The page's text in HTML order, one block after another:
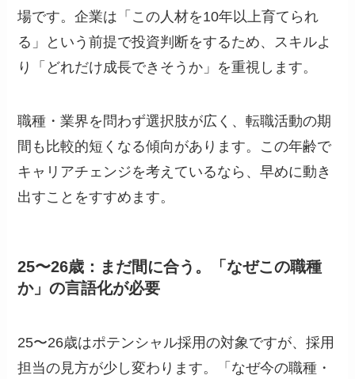
場です。企業は「この人材を10年以上育てられ
る」という前提で投資判断をするため、スキルよ
り「どれだけ成長できそうか」を重視します。
職種・業界を問わず選択肢が広く、転職活動の期
間も比較的短くなる傾向があります。この年齢で
キャリアチェンジを考えているなら、早めに動き
出すことをすすめます。
25〜26歳：まだ間に合う。「なぜこの職種
か」の言語化が必要
25〜26歳はポテンシャル採用の対象ですが、採用
担当の見方が少し変わります。「なぜ今の職種・